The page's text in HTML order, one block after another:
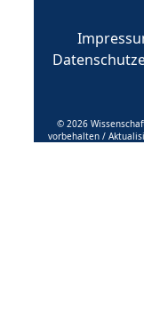
© 2026
vorbehalten /